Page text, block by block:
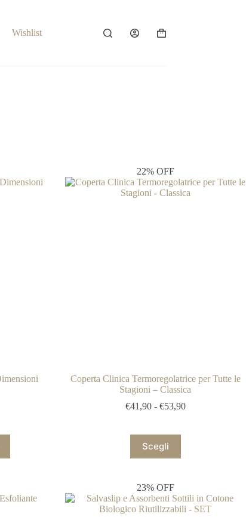
Wishlist Carrello
22% OFF
Coperta Clinica Termoregolatrice per Tutte le
Stagioni – Classica
€41,90 - €53,90Fascia
Scegliprodotto
ha
varianti.
Le
opzioni
possono
23% OFF